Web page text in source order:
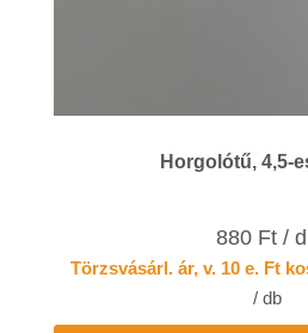
Horgolótű, 4,5-
880 Ft /
Törzsvásárl. ár, v. 10 e. Ft
/ db